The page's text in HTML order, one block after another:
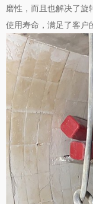
磨性，而且也解决了旋
使用寿命，满足了客户